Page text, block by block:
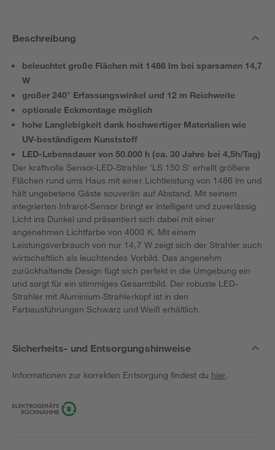
Beschreibung
beleuchtet große Flächen mit 1486 lm bei sparsamen 14,7
W
großer 240° Erfassungswinkel und 12 m Reichweite
optionale Eckmontage möglich
hohe Langlebigkeit dank hochwertiger Materialien wie
UV-beständigem Kunststoff
LED-Lebensdauer von 50.000 h (ca. 30 Jahre bei 4,5h/Tag)
Der kraftvolle Sensor-LED-Strahler 'LS 150 S' erhellt größere
Flächen rund ums Haus mit einer Lichtleistung von 1486 lm und
hält ungebetene Gäste souverän auf Abstand. Mit seinem
integrierten Infrarot-Sensor bringt er intelligent und zuverlässig
Licht ins Dunkel und präsentiert sich dabei mit einer
angenehmen Lichtfarbe von 4000 K. Mit einem
Leistungsverbrauch von nur 14,7 W zeigt sich der Strahler auch
wirtschaftlich als leuchtendes Vorbild. Das angenehm
zurückhaltende Design fügt sich perfekt in die Umgebung ein
und sorgt für ein stimmiges Gesamtbild. Der robuste LED-
Strahler mit Aluminium-Strahlerkopf ist in den
Farbausführungen Schwarz und Weiß erhältlich.
Sicherheits- und Entsorgungshinweise
Informationen zur korrekten Entsorgung findest du hier.